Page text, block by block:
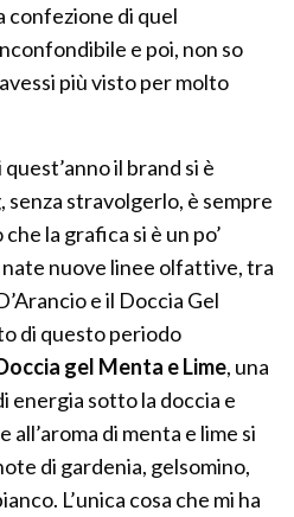
confezione di quel
e poi, non so
più visto per molto
il brand si è
stravolgerlo, è sempre
la grafica si è un po’
nate nuove linee olfattive, tra
e il Doccia Gel
di questo periodo
gel Menta e Lime, una
energia sotto la doccia e
di menta e lime si
di gardenia, gelsomino,
L’unica cosa che mi ha